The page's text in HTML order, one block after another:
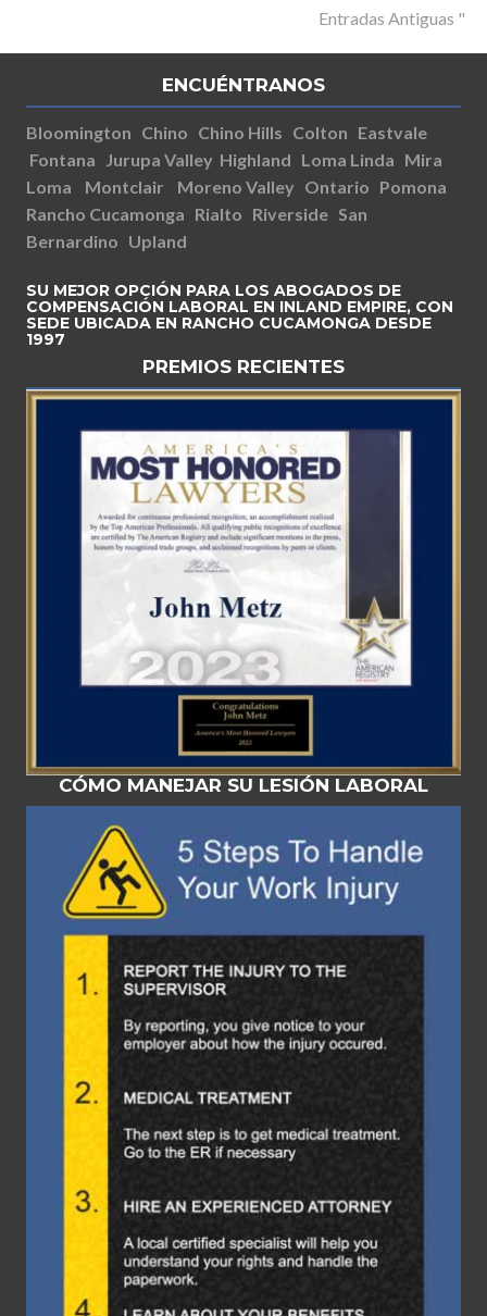
Entradas Antiguas "
ENCUÉNTRANOS
Bloomington Chino Chino Hills Colton Eastvale
Fontana Jurupa Valley Highland Loma Linda Mira
Loma
Montclair Moreno Valley Ontario Pomona
Rancho Cucamonga Rialto Riverside San
Bernardino Upland
SU MEJOR OPCIÓN PARA LOS ABOGADOS DE
COMPENSACIÓN LABORAL EN INLAND EMPIRE, CON
SEDE UBICADA EN RANCHO CUCAMONGA DESDE
1997
PREMIOS RECIENTES
CÓMO MANEJAR SU LESIÓN LABORAL